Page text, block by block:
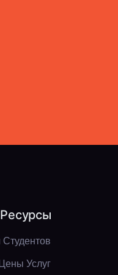
Ресурсы
Студентов
Цены Услуг